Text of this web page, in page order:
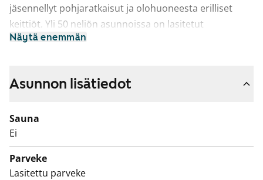
jäsennellyt pohjaratkaisut ja olohuoneesta erilliset
keittiöt. Yli 50 neliön asunnoissa on lasitetut
parvekkeet.
laminaatti. Kylpyhuoneet on kaakeloitu ja keittiöissä on
Näytä enemmän
Asunnon lisätiedot
Sauna
Ei
Parveke
Lasitettu parveke